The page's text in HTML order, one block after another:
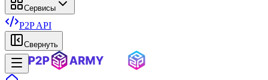
Сервисы
P2P API
Свернуть